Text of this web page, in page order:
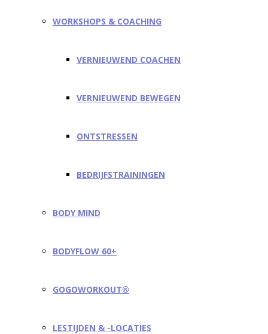
WORKSHOPS & COACHING
VERNIEUWEND COACHEN
VERNIEUWEND BEWEGEN
ONTSTRESSEN
BEDRIJFSTRAININGEN
BODY MIND
BODYFLOW 60+
GOGOWORKOUT®
LESTIJDEN & -LOCATIES